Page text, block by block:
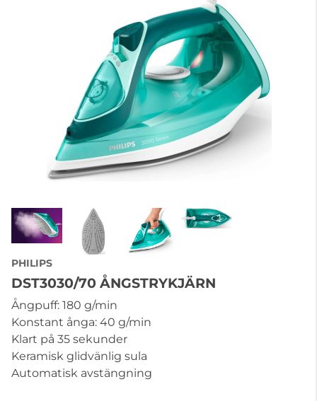
PHILIPS
DST3030/70 ÅNGSTRYKJÄRN
Ångpuff: 180 g/min
Konstant ånga: 40 g/min
Klart på 35 sekunder
Keramisk glidvänlig sula
Automatisk avstängning